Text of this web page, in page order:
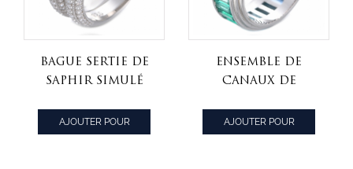
bague sertie de
saphir simulé
argent sterling
925
AJOUTER POUR
ensemble de
canaux de
précieuses saphir
simulé multi-
AJOUTER POUR